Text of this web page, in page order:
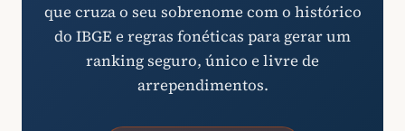
que cruza o seu sobrenome com o histórico
do IBGE e regras fonéticas para gerar um
ranking seguro, único e livre de
arrependimentos.